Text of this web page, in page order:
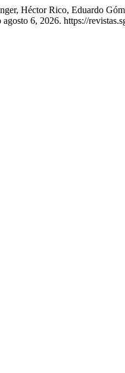
Héctor Rico, Eduardo
6, 2026. https://